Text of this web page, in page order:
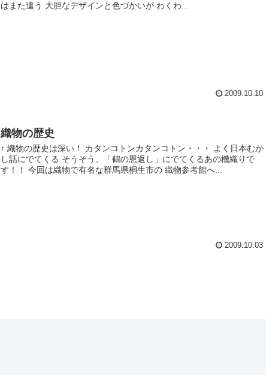
はまた違う 大胆なデザインと色づかいが わくわ...
2009.10.10
織物の歴史
↑ 織物の歴史は深い！ カタンコトンカタンコトン・・・ よく日本むか
し話にでてくる そうそう、「鶴の恩返し」にでてくるあの機織りで
す！！ 今回は織物で有名な群馬県桐生市の 織物参考館へ...
2009.10.03